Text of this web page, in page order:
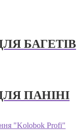
БАГЕТІВ
ПАНІНІ